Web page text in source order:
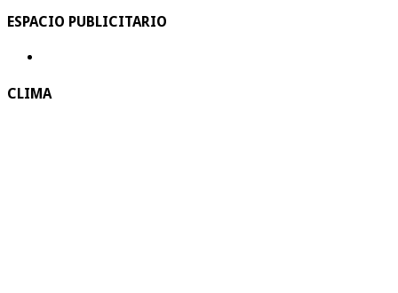
ESPACIO PUBLICITARIO
CLIMA